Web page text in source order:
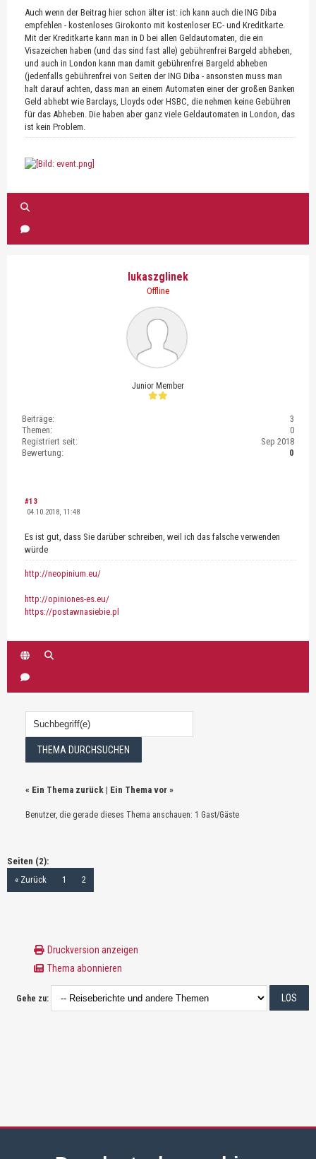
Auch wenn der Beitrag hier schon älter ist: ich kann auch die ING Diba
empfehlen - kostenloses Girokonto mit kostenloser EC- und Kreditkarte.
Mit der Kreditkarte kann man in D bei allen Geldautomaten, die ein
Visazeichen haben (und das sind fast alle) gebührenfrei Bargeld abheben,
und auch in London kann man damit gebührenfrei Bargeld abheben
(jedenfalls gebührenfrei von Seiten der ING Diba - ansonsten muss man
halt darauf achten, dass man an einem Automaten einer der großen Banken
Geld abhebt wie Barclays, Lloyds oder HSBC, die nehmen keine Gebühren
für das Abheben. Die haben aber ganz viele Geldautomaten in London, das
ist kein Problem.
lukaszglinek
Offline
Junior Member
Beiträge:
3
Themen:
0
Registriert seit:
Sep 2018
Bewertung:
0
#13
04.10.2018, 11:48
Es ist gut, dass Sie darüber schreiben, weil ich das falsche verwenden
würde
http://neopinium.eu/
http://opiniones-es.eu/
https://postawnasiebie.pl
« Ein Thema zurück | Ein Thema vor »
Benutzer, die gerade dieses Thema anschauen: 1 Gast/Gäste
Seiten (2):
« Zurück
1 2
Druckversion anzeigen
Thema abonnieren
Gehe zu: